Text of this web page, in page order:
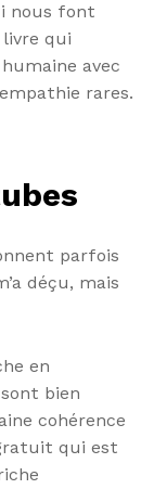
nous font
qui
avec
rares.
parfois
déçu, mais
en
bien
cohérence
qui est